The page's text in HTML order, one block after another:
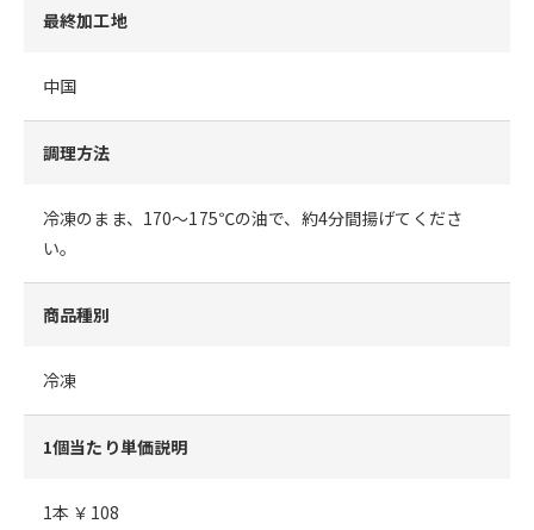
最終加工地
中国
調理方法
冷凍のまま、170～175℃の油で、約4分間揚げてくださ
い。
商品種別
冷凍
1個当たり単価説明
1本 ￥108